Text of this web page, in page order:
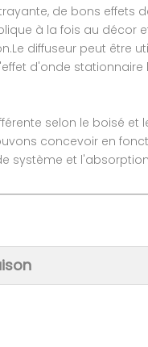
de bons effets
à la fois au décor
diffuseur peut être
d'onde
selon le boisé
concevoir en
système et
carton : 10